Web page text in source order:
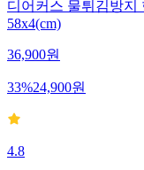
디어커스 물튀김방지
58x4(cm)
36,900원
33%24,900원
4.8